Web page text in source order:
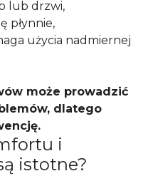
lub drzwi,
płynnie,
użycia nadmiernej
może prowadzić
dlatego
i
istotne?